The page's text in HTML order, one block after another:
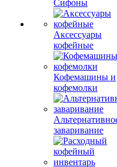
Сифоны
Аксессуары
кофейные
Кофемашины и
кофемолки
заваривание